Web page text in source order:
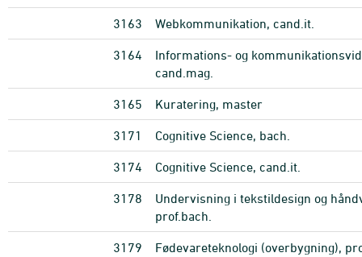
3163 Webkommunikation, cand.it.
3164
Informations- og
cand.mag.
3165 Kuratering, master
3171 Cognitive Science, bach.
3174 Cognitive Science, cand.it.
3178
Undervisning i tekstildesign og
prof.bach.
3179 Fødevareteknologi (overbygning),